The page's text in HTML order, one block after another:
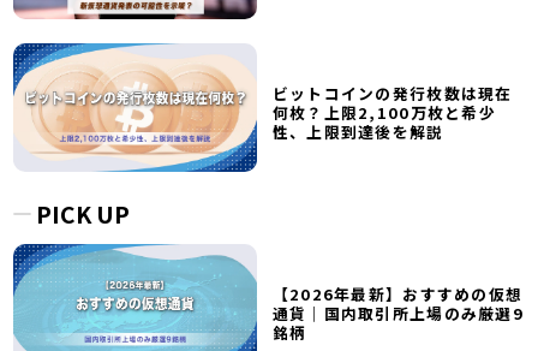
ビットコインの発行枚数は現在
何枚？上限2,100万枚と希少
性、上限到達後を解説
PICK UP
【2026年最新】おすすめの仮想
通貨｜国内取引所上場のみ厳選9
銘柄